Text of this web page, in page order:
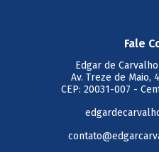
Fale
Edgar de Carvalho
Av. Treze de Maio,
CEP: 20031-007 -